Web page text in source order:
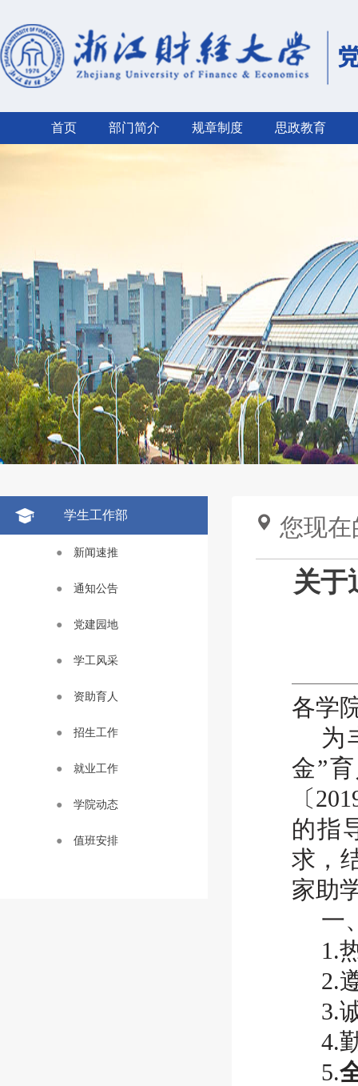
首页 部门简介 规章制度 思政教育
学生工作部
● 新闻速推
● 通知公告
● 党建园地
● 学工风采
● 资助育人
● 招生工作
● 就业工作
● 学院动态
● 值班安排
您现
关于
各学
为
金”
〔
的指
求，
家助
一
1.
2.
3.
4.
5.